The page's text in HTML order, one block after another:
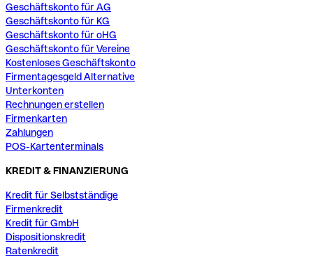
Geschäftskonto für AG
Geschäftskonto für KG
Geschäftskonto für oHG
Geschäftskonto für Vereine
Kostenloses Geschäftskonto
Firmentagesgeld Alternative
Unterkonten
Rechnungen erstellen
Firmenkarten
Zahlungen
POS-Kartenterminals
KREDIT & FINANZIERUNG
Kredit für Selbstständige
Firmenkredit
Kredit für GmbH
Dispositionskredit
Ratenkredit